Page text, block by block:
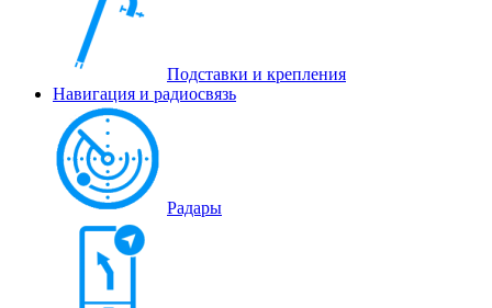
Подставки и крепления
Навигация и радиосвязь
Радары